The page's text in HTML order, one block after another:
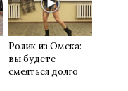
Ролик из Омска:
вы будете
смеяться долго